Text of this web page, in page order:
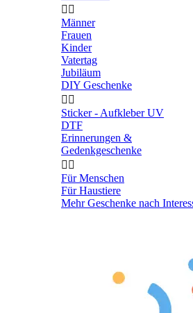
 
Männer
Frauen
Kinder
Vatertag
Jubiläum
DIY Geschenke
 
Sticker - Aufkleber UV
DTF
Erinnerungen &
Gedenkgeschenke
 
Für Menschen
Für Haustiere
Mehr Geschenke nach